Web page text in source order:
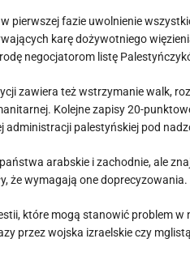
w pierwszej fazie uwolnienie
karę dożywotniego
negocjatorom listę
zawiera też wstrzymanie walk,
Kolejne zapisy 20-
administracji palestyńskiej pod
arabskie i zachodnie, ale
że wymagają one doprecyzowania.
które mogą stanowić problem
przez wojska izraelskie czy